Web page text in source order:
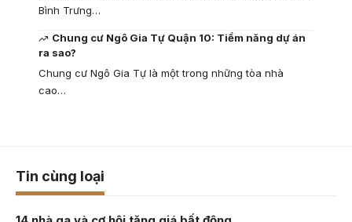
Bình Trưng…
Chung cư Ngô Gia Tự Quận 10: Tiềm năng dự án
ra sao?
Chung cư Ngô Gia Tự là một trong những tòa nhà
cao…
Tin cùng loại